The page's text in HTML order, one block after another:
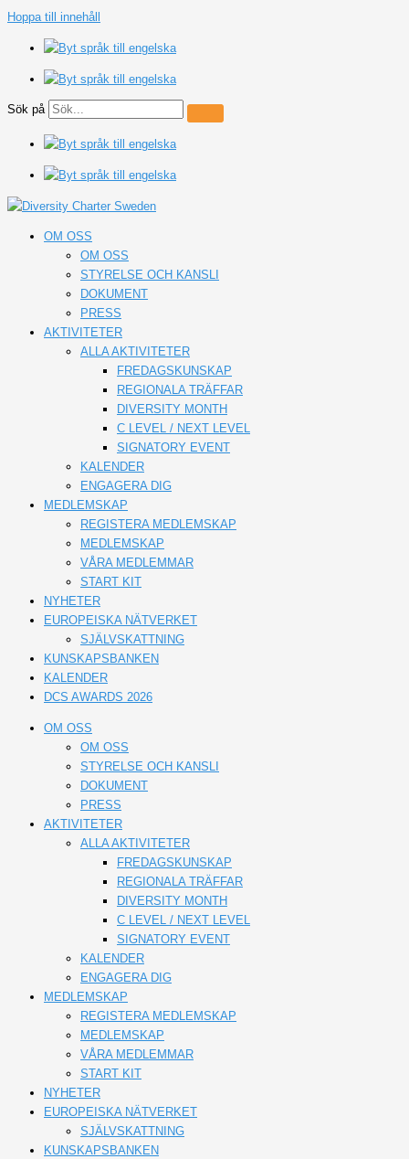
Hoppa till innehåll
Sök på
OM OSS
OM OSS
STYRELSE OCH KANSLI
DOKUMENT
PRESS
AKTIVITETER
ALLA AKTIVITETER
FREDAGSKUNSKAP
REGIONALA TRÄFFAR
DIVERSITY MONTH
C LEVEL / NEXT LEVEL
SIGNATORY EVENT
KALENDER
ENGAGERA DIG
MEDLEMSKAP
REGISTERA MEDLEMSKAP
MEDLEMSKAP
VÅRA MEDLEMMAR
START KIT
NYHETER
EUROPEISKA NÄTVERKET
SJÄLVSKATTNING
KUNSKAPSBANKEN
KALENDER
DCS AWARDS 2026
OM OSS
OM OSS
STYRELSE OCH KANSLI
DOKUMENT
PRESS
AKTIVITETER
ALLA AKTIVITETER
FREDAGSKUNSKAP
REGIONALA TRÄFFAR
DIVERSITY MONTH
C LEVEL / NEXT LEVEL
SIGNATORY EVENT
KALENDER
ENGAGERA DIG
MEDLEMSKAP
REGISTERA MEDLEMSKAP
MEDLEMSKAP
VÅRA MEDLEMMAR
START KIT
NYHETER
EUROPEISKA NÄTVERKET
SJÄLVSKATTNING
KUNSKAPSBANKEN